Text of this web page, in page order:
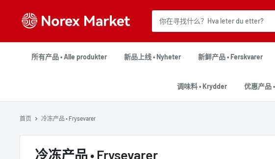
容
NorexMarket
所有产品 • Alle produkter 新品上线 • Nyheter 新鲜产品 • Ferskvarer
调味料 • Krydder 优惠产品
首页 冷冻产品 • Frysevarer
冷冻产品 • Frysevarer